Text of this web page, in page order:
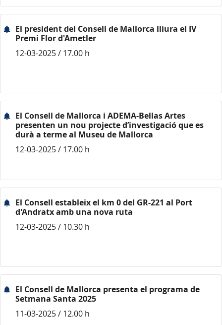
El president del Consell de Mallorca lliura el IV
Premi Flor d'Ametler
12-03-2025 / 17.00 h
El Consell de Mallorca i ADEMA-Bellas Artes
presenten un nou projecte d’investigació que es
durà a terme al Museu de Mallorca
12-03-2025 / 17.00 h
El Consell estableix el km 0 del GR-221 al Port
d'Andratx amb una nova ruta
12-03-2025 / 10.30 h
El Consell de Mallorca presenta el programa de
Setmana Santa 2025
11-03-2025 / 12.00 h